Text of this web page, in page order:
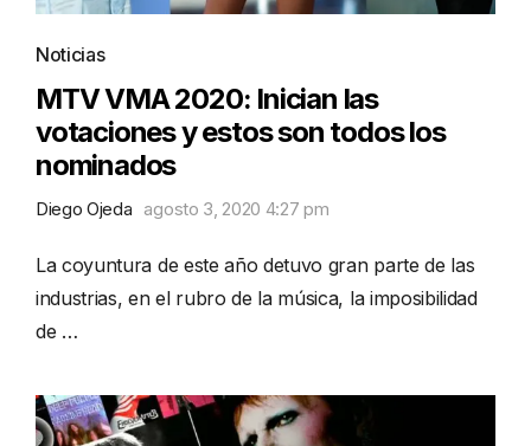
Noticias
MTV VMA 2020: Inician las
votaciones y estos son todos los
nominados
Diego Ojeda agosto 3, 2020 4:27 pm
La coyuntura de este año detuvo gran parte de las
industrias, en el rubro de la música, la imposibilidad
de …